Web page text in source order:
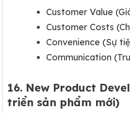
Customer Value
Customer Costs
Convenience (Sự
Communication
16. New Product
triển sản phẩm mới)